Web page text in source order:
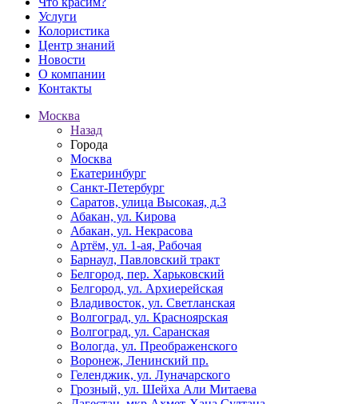
Услуги
Колористика
Центр знаний
Новости
О компании
Контакты
Москва
Назад
Города
Москва
Екатеринбург
Санкт-Петербург
Саратов, улица Высокая, д.3
Абакан, ул. Кирова
Абакан, ул. Некрасова
Артём, ул. 1-ая, Рабочая
Барнаул, Павловский тракт
Белгород, пер. Харьковский
Белгород, ул. Архиерейская
Владивосток, ул. Светланская
Волгоград, ул. Красноярская
Волгоград, ул. Саранская
Вологда, ул. Преображенского
Воронеж, Ленинский пр.
Геленджик, ул. Луначарского
Грозный, ул. Шейха Али Митаева